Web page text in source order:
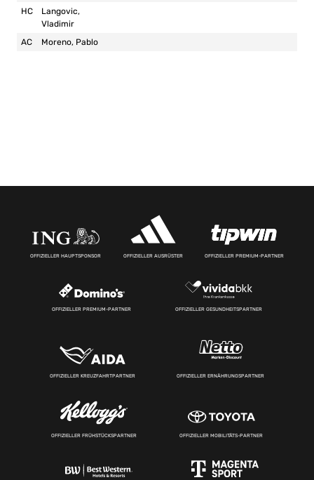
HC
Langovic,
Vladimir
AC
Moreno, Pablo
OFFIZIELLER HAUPTSPONSOR OFFIZIELLER AUSRÜSTER OFFIZIELLER PREMIUM-PARTNER
OFFIZIELLER PREMIUM-PARTNER OFFIZIELLER GESUNDHEITSPARTNER
OFFIZIELLER KREUZFAHRTPARTNER OFFIZIELLER ERNÄHRUNGSPARTNER
OFFIZIELLER FRÜHSTÜCKSPARTNER OFFIZIELLER MOBILITÄTS-PARTNER